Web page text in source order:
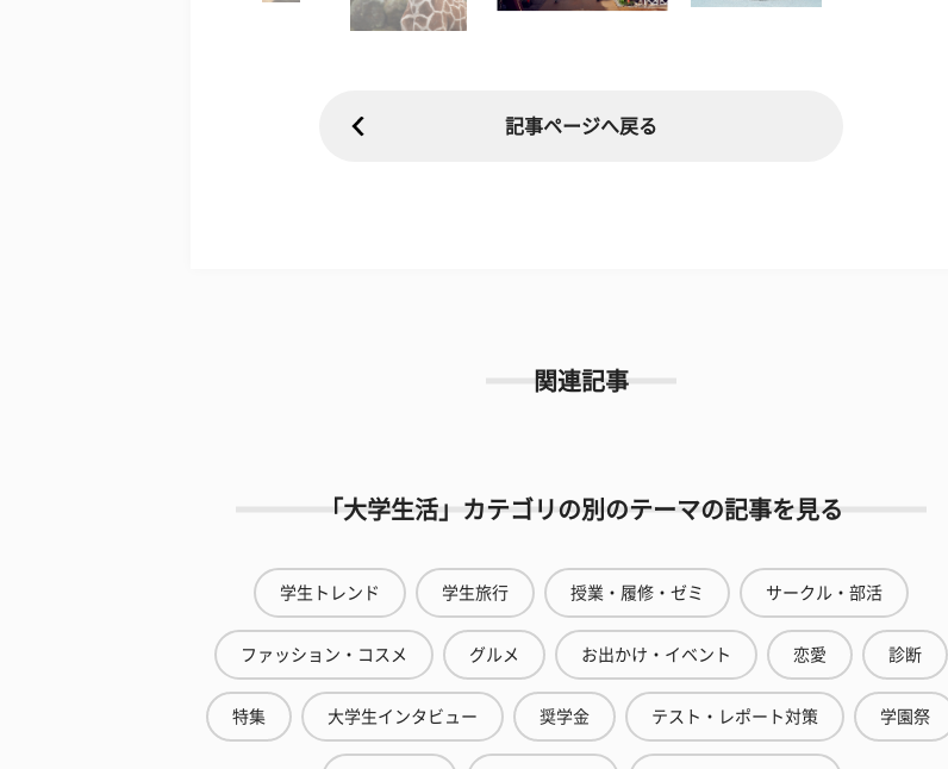
記事ページへ戻る
関連記事
「大学生活」カテゴリの別のテーマの記事を見る
学生トレンド 学生旅行 授業・履修・ゼミ サークル・部活
ファッション・コスメ グルメ お出かけ・イベント 恋愛 診断
特集 大学生インタビュー 奨学金 テスト・レポート対策 学園祭